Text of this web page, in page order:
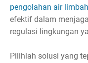
pengolahan air limbah
efektif dalam
regulasi lingkungan
Pilihlah solusi yang